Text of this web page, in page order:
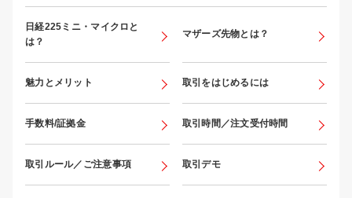
日経225ミニ・マイクロと
は？
マザーズ先物とは？
魅力とメリット 取引をはじめるには
手数料/証拠金 取引時間／注文受付時間
取引ルール／ご注意事項 取引デモ